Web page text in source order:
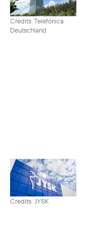
Credits: Telefónica
Deutschland
Credits: JYSK